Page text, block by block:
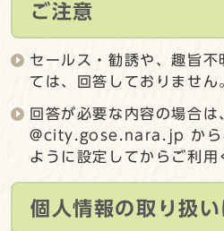
ご注意
セールス・勧誘や、趣旨
ては、回答しておりません
回答が必要な内容の場合は
@city.gose.nara.jp から
ように設定してからご利用
個人情報の取り扱